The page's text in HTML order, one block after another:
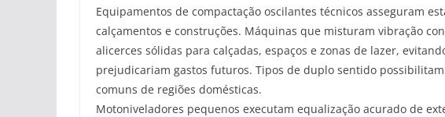
Equipamentos de compactação oscilantes técnicos asseguram
calçamentos e construções. Máquinas que misturam vibração
alicerces sólidas para calçadas, espaços e zonas de lazer,
prejudicariam gastos futuros. Tipos de duplo sentido
comuns de regiões domésticas.
Motoniveladores pequenos executam equalização acurado de